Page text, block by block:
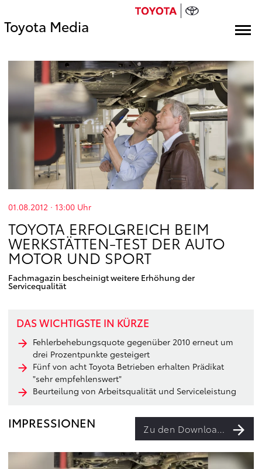
Toyota Media
01.08.2012 · 13:00 Uhr
TOYOTA ERFOLGREICH BEIM
WERKSTÄTTEN-TEST DER AUTO
MOTOR UND SPORT
Fachmagazin bescheinigt weitere Erhöhung der
Servicequalität
DAS WICHTIGSTE IN KÜRZE
Fehlerbehebungsquote gegenüber 2010 erneut um
drei Prozentpunkte gesteigert
Fünf von acht Toyota Betrieben erhalten Prädikat
"sehr empfehlenswert"
Beurteilung von Arbeitsqualität und Serviceleistung
IMPRESSIONEN Zu den Downloads